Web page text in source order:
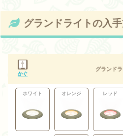
グランドライトの入
かぐ
グランドラ
ホワイト オレンジ レッド